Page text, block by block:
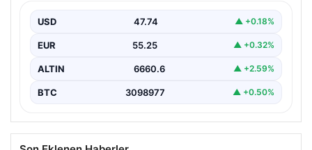
USD 47.74 ▲ +0.18%
EUR 55.25 ▲ +0.32%
ALTIN 6660.6 ▲ +2.59%
BTC 3098977 ▲ +0.50%